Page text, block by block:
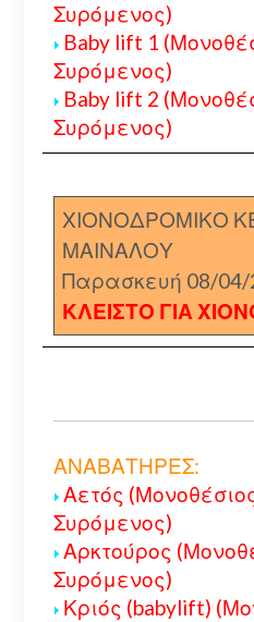
Συρόμενος)
Baby lift 1
Συρόμενος)
Baby lift 2
Συρόμενος)
ΧΙΟΝΟΔΡΟΜΙΚΟ
ΜΑΙΝΑΛΟΥ
Παρασκευή 08/04/
ΚΛΕΙΣΤΟ ΓΙΑ
ΑΝΑΒΑΤΗΡΕΣ:
Αετός
Συρόμενος)
Αρκτούρος
Συρόμενος)
Κριός (babylift)